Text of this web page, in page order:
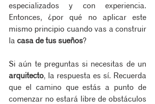
especializados y con experiencia.
Entonces, ¿por qué no aplicar este
mismo principio cuando vas a construir
la casa de tus sueños?
arquitecto, la respuesta es sí. Recuerda
que el camino que estás a punto de
comenzar no estará libre de obstáculos